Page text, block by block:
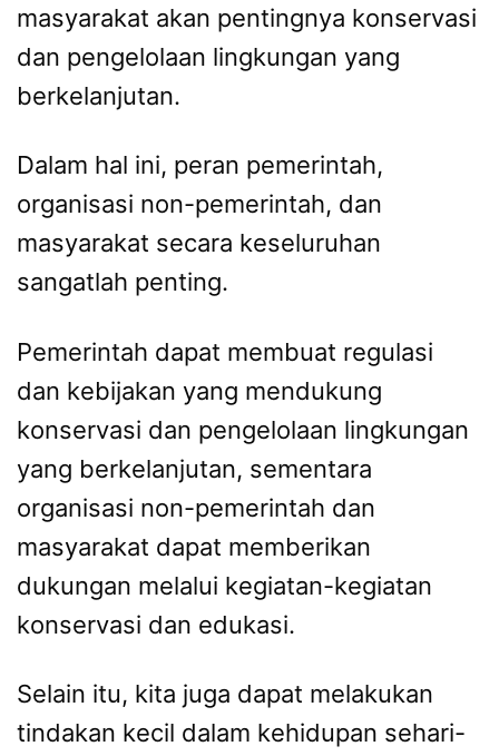
masyarakat akan pentingnya konservasi
dan pengelolaan lingkungan yang
berkelanjutan.
Dalam hal ini, peran pemerintah,
organisasi non-pemerintah, dan
masyarakat secara keseluruhan
sangatlah penting.
Pemerintah dapat membuat regulasi
dan kebijakan yang mendukung
konservasi dan pengelolaan lingkungan
yang berkelanjutan, sementara
organisasi non-pemerintah dan
masyarakat dapat memberikan
dukungan melalui kegiatan-kegiatan
konservasi dan edukasi.
Selain itu, kita juga dapat melakukan
tindakan kecil dalam kehidupan sehari-